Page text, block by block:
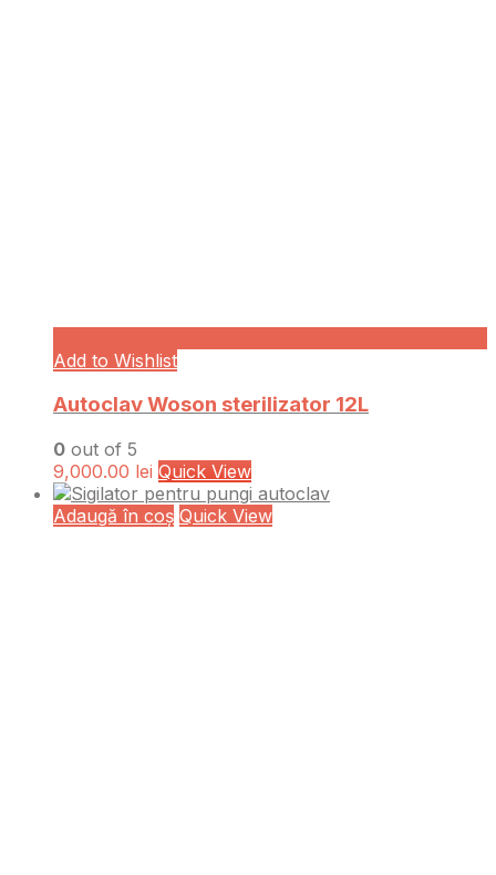
Add to Wishlist
Autoclav Woson sterilizator 12L
0 out of 5
9,000.00 lei Quick View
Adaugă în coș Quick View